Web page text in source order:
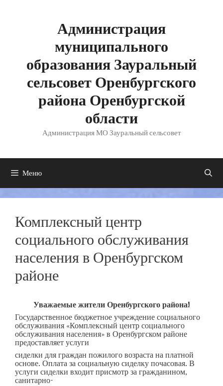
Администрация
муниципального
образования Зауральный
сельсовет Оренбургского
района Оренбургской
области
Администрация МО Зауральный сельсовет
Меню
Комплексный центр
социального обслуживания
населения в Оренбургском
районе
Уважаемые жители Оренбургского района!
Государственное бюджетное учреждение социального
обслуживания «Комплексный центр социального
обслуживания населения» в Оренбургском районе
предоставляет услуги
сиделки для граждан пожилого возраста на платной
основе. Оплата за социальную сиделку почасовая. В
услуги сиделки входит присмотр за гражданином,
санитарно-